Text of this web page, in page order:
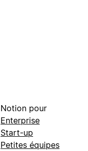
Notion pour
Enterprise
Start-up
Petites équipes